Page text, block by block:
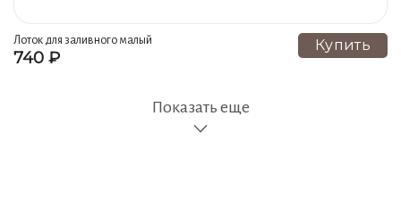
Лоток для заливного малый
740 ₽
Купить
Показать еще